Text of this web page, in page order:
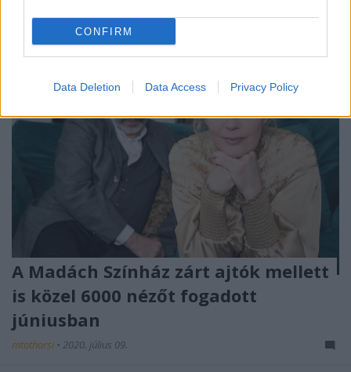
CONFIRM
Data Deletion Data Access Privacy Policy
A Madách Színház zárt ajtók mellett
is közel 6000 nézőt fogadott
júniusban
mtothorsi • 2020. július 09.